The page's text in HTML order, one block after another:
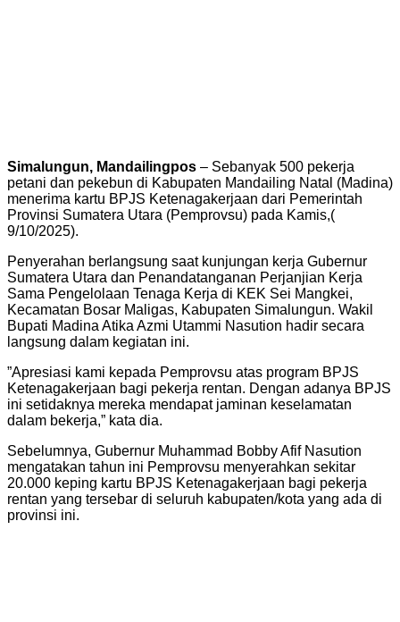
Simalungun, Mandailingpos – Sebanyak 500 pekerja
petani dan pekebun di Kabupaten Mandailing Natal (Madina)
menerima kartu BPJS Ketenagakerjaan dari Pemerintah
Provinsi Sumatera Utara (Pemprovsu) pada Kamis,(
9/10/2025).
​Penyerahan berlangsung saat kunjungan kerja Gubernur
Sumatera Utara dan Penandatanganan Perjanjian Kerja
Sama Pengelolaan Tenaga Kerja di KEK Sei Mangkei,
Kecamatan Bosar Maligas, Kabupaten Simalungun. Wakil
Bupati Madina Atika Azmi Utammi Nasution hadir secara
langsung dalam kegiatan ini.
​”Apresiasi kami kepada Pemprovsu atas program BPJS
Ketenagakerjaan bagi pekerja rentan. Dengan adanya BPJS
ini setidaknya mereka mendapat jaminan keselamatan
dalam bekerja,” kata dia.
​Sebelumnya, Gubernur Muhammad Bobby Afif Nasution
mengatakan tahun ini Pemprovsu menyerahkan sekitar
20.000 keping kartu BPJS Ketenagakerjaan bagi pekerja
rentan yang tersebar di seluruh kabupaten/kota yang ada di
provinsi ini.